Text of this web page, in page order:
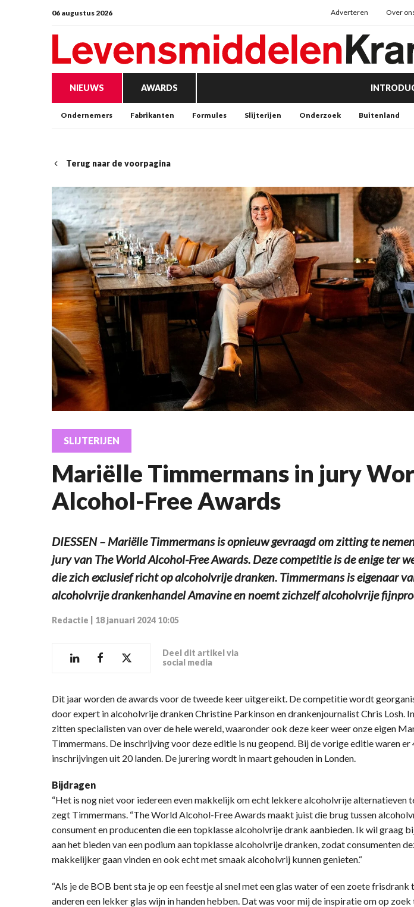
06 augustus 2026 Adverteren Over
NIEUWS AWARDS
Ondernemers Fabrikanten Formules Slijterijen Onderzoek Buitenland
Terug naar de voorpagina
SLIJTERIJEN
Mariëlle Timmermans in jury
Alcohol-Free Awards
DIESSEN – Mariëlle Timmermans is opnieuw gevraagd om zitting te
jury van The World Alcohol-Free Awards. Deze competitie is de enige ter
die zich exclusief richt op alcoholvrije dranken. Timmermans is eigenaar
alcoholvrije drankenhandel Amavine en noemt zichzelf alcoholvrije
Redactie 18 januari 2024 10:05
Deel dit artikel via
social media
Dit jaar worden de awards voor de tweede keer uitgereikt. De competitie wordt
door expert in alcoholvrije dranken Christine Parkinson en drankenjournalist Chris Losh.
zitten specialisten van over de hele wereld, waaronder ook deze keer weer onze eigen
Timmermans. De inschrijving voor deze editie is nu geopend. Bij de vorige editie waren er
inschrijvingen uit 20 landen. De jurering wordt in maart gehouden in Londen.
Bijdragen
“Het is nog niet voor iedereen even makkelijk om echt lekkere alcoholvrije alternatieven
zegt Timmermans. “The World Alcohol-Free Awards maakt juist die brug tussen
consument en producenten die een topklasse alcoholvrije drank aanbieden. Ik wil graag
aan het bieden van een podium aan topklasse alcoholvrije dranken, zodat consumenten
makkelijker gaan vinden en ook echt met smaak alcoholvrij kunnen genieten.“
“Als je de BOB bent sta je op een feestje al snel met een glas water of een zoete
anderen een lekker glas wijn in handen hebben. Dat was voor mij de inspiratie om op zoek